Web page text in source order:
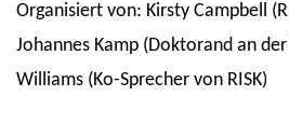
Organisiert von: Kirsty Campbell
Johannes Kamp (Doktorand an
Williams (Ko-Sprecher von RISK)